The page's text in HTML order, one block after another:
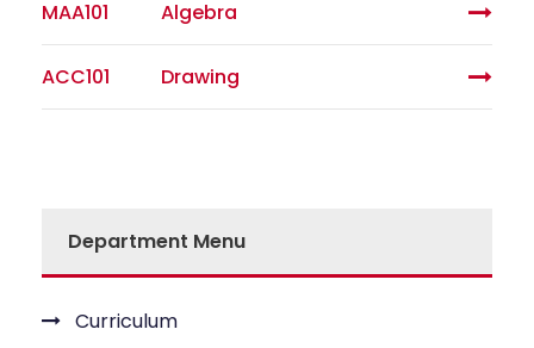
MAA101 Algebra
ACC101 Drawing
Department Menu
Curriculum